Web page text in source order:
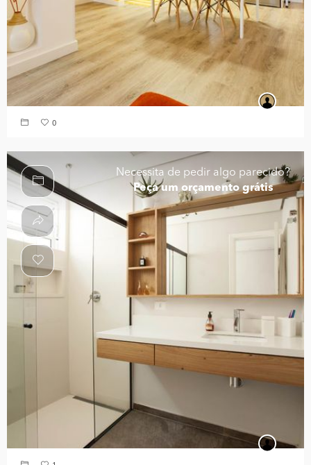
0
Necessita de pedir algo parecido?
Peça um orçamento grátis